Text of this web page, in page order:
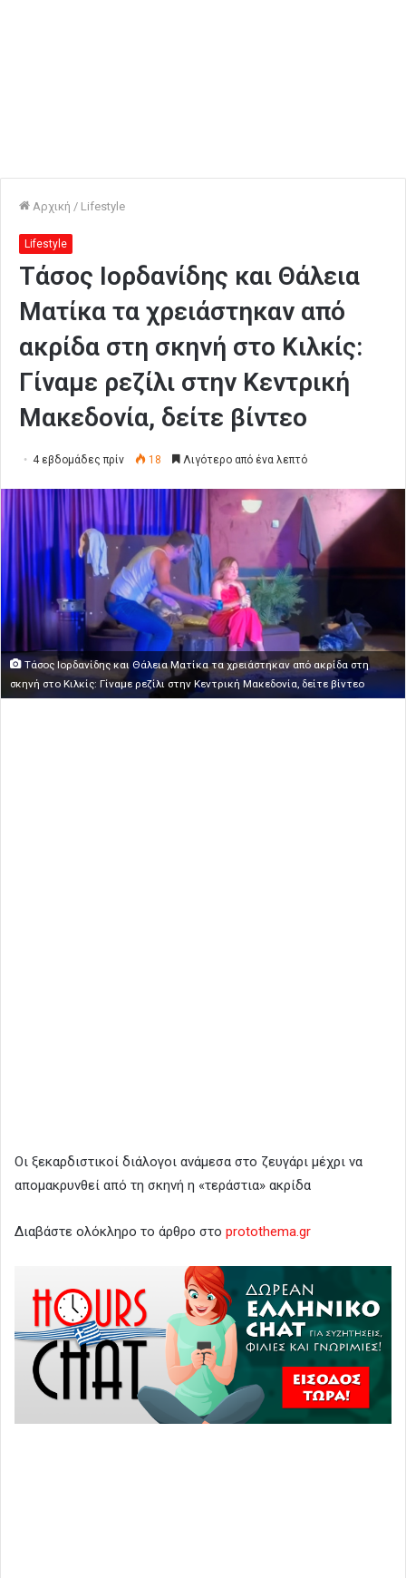
Αρχική / Lifestyle
Lifestyle
Τάσος Ιορδανίδης και Θάλεια
Ματίκα τα χρειάστηκαν από
ακρίδα στη σκηνή στο Κιλκίς:
Γίναμε ρεζίλι στην Κεντρική
Μακεδονία, δείτε βίντεο
4 εβδομάδες πρίν 18 Λιγότερο από ένα λεπτό
Τάσος Ιορδανίδης και Θάλεια Ματίκα τα χρειάστηκαν από ακρίδα στη
σκηνή στο Κιλκίς: Γίναμε ρεζίλι στην Κεντρική Μακεδονία, δείτε βίντεο
Οι ξεκαρδιστικοί διάλογοι ανάμεσα στο ζευγάρι μέχρι να
απομακρυνθεί από τη σκηνή η «τεράστια» ακρίδα
Διαβάστε ολόκληρο το άρθρο στο protothema.gr